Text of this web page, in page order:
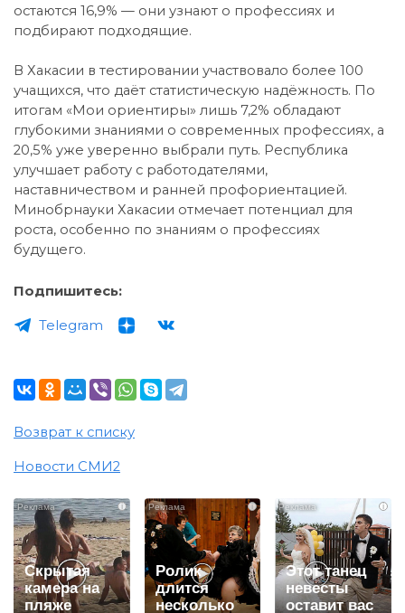
остаются 16,9% — они узнают о профессиях и
подбирают подходящие.
В Хакасии в тестировании участвовало более 100
учащихся, что даёт статистическую надёжность. По
итогам «Мои ориентиры» лишь 7,2% обладают
глубокими знаниями о современных профессиях, а
20,5% уже уверенно выбрали путь. Республика
улучшает работу с работодателями,
наставничеством и ранней профориентацией.
Минобрнауки Хакасии отмечает потенциал для
роста, особенно по знаниям о профессиях
будущего.
Подпишитесь:
Telegram
Возврат к списку
Новости СМИ2
i
Скрытая
камера на
пляже
i
Ролик
длится
несколько
i
Этот танец
невесты
оставит вас